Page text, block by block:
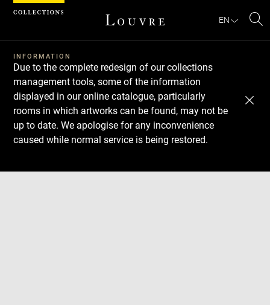
EN
INFORMATION
Due to the complete redesign of our collections
management tools, some of the information
displayed in our online catalogue, particularly
rooms in which artworks can be found, may not be
up to date. We apologise for any inconvenience
caused while normal service is being restored.
Download
Next
Previous
Cookies management panel